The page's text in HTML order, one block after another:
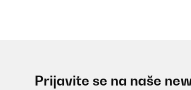
Prijavite se na naše